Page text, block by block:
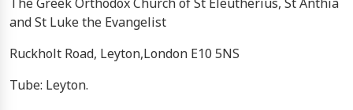
and St Luke the Evangelist
Ruckholt Road, Leyton,London E10 5NS
Tube: Leyton.